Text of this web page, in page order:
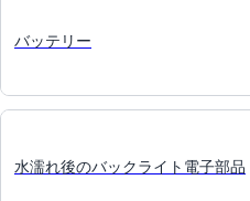
バッテリー
水濡れ後のバックライト電子部品